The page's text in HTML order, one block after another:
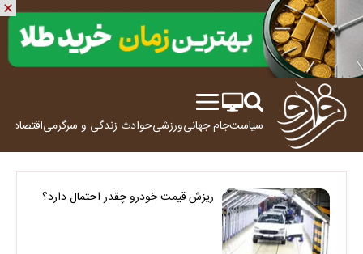
سیاستجام جهانیورزشیحوادث زندگی و سرگرمیاقتصاد
ریزش قیمت خودرو چقدر احتمال دارد؟